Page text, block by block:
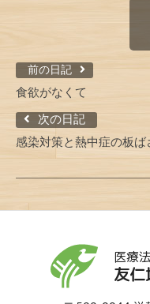
次の日記
感染対策と熱中症の板ば
前の日記
食欲がなくて
医療
友